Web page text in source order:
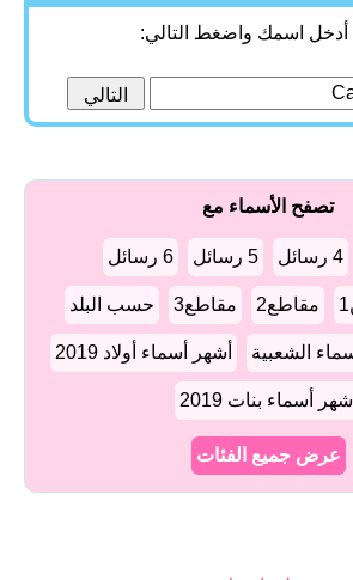
أدخل اسمك واضغط التالي:
تصفح الأسماء مع
4 رسائل 5 رسائل 6 رسائل
مقاطع2 مقاطع3 حسب البلد
الشعبية أشهر أسماء أولاد 2019
أشهر أسماء بنات 2019
عرض جميع الفئات